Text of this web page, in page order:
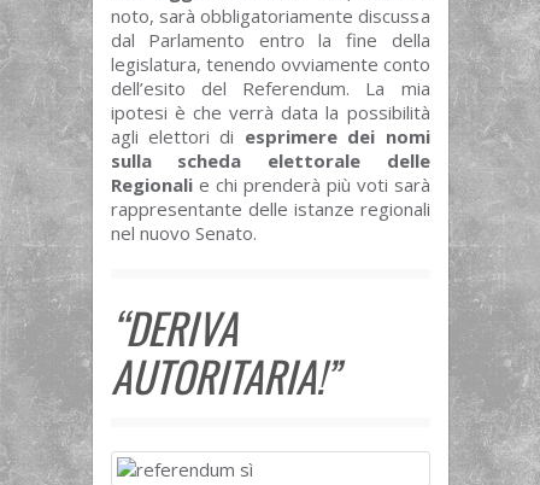
noto, sarà obbligatoriamente discussa
dal Parlamento entro la fine della
legislatura, tenendo ovviamente conto
dell’esito del Referendum. La mia
ipotesi è che verrà data la possibilità
agli elettori di esprimere dei nomi
sulla scheda elettorale delle
Regionalie chi prenderà più voti sarà
rappresentante delle istanze regionali
nel nuovo Senato.
“DERIVA
AUTORITARIA!”